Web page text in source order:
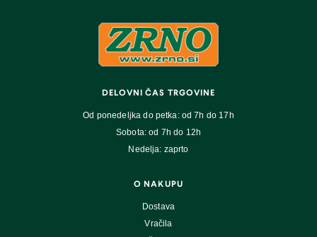
DELOVNI ČAS TRGOVINE
Od ponedeljka do petka: od 7h do 17h
Sobota: od 7h do 12h
Nedelja: zaprto
O NAKUPU
Dostava
Vračila